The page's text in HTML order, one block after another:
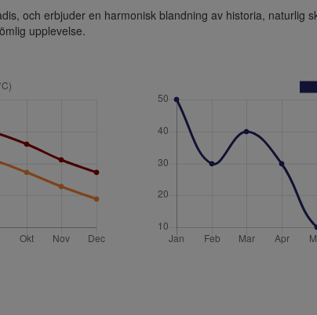
och erbjuder en harmonisk blandning av historia, naturlig
upplevelse.